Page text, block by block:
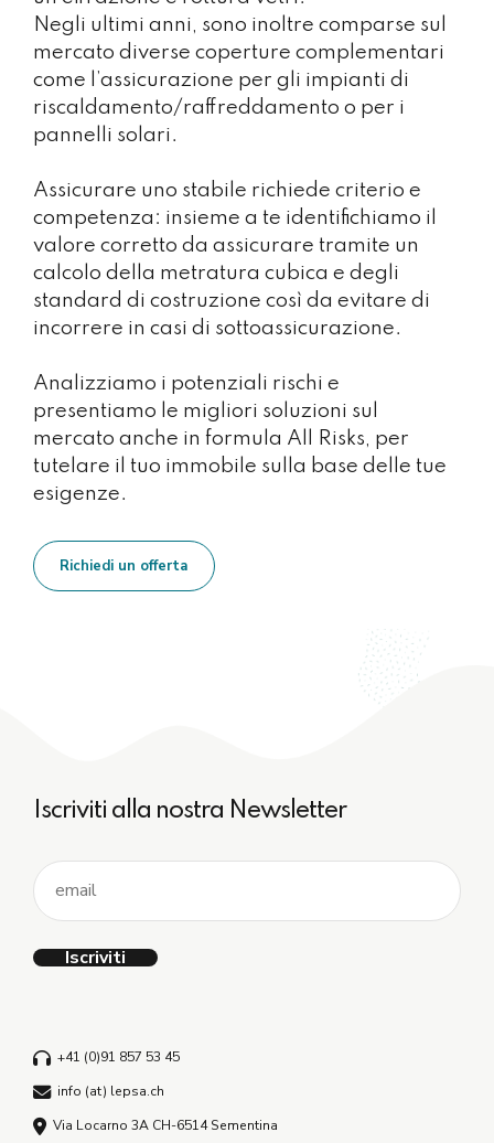
Negli ultimi anni, sono inoltre comparse sul
mercato diverse coperture complementari
come l’assicurazione per gli impianti di
riscaldamento/raffreddamento o per i
pannelli solari.
Assicurare uno stabile richiede criterio e
competenza: insieme a te identifichiamo il
valore corretto da assicurare tramite un
calcolo della metratura cubica e degli
standard di costruzione così da evitare di
incorrere in casi di sottoassicurazione.
Analizziamo i potenziali rischi e
presentiamo le migliori soluzioni sul
mercato anche in formula All Risks, per
tutelare il tuo immobile sulla base delle tue
esigenze.
Richiedi un offerta
Iscriviti alla nostra Newsletter
+41 (0)91 857 53 45
info (at) lepsa.ch
Via Locarno 3A CH-6514 Sementina